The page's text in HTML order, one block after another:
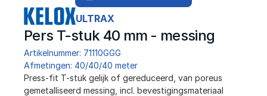
ULTRAX
Pers T-stuk 40 mm - messing
Artikelnummer: 71110GGG
Afmetingen: 40/40/40 meter
Press-fit T-stuk gelijk of gereduceerd, van poreus
gemetalliseerd messing, incl. bevestigingsmateriaal